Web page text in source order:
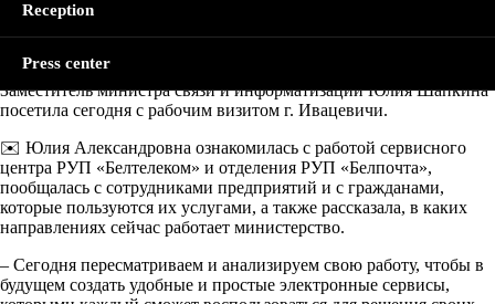
Reception
Press center
доступность
Заместитель министра связи и информатизации Юлия Шапкина
посетила сегодня с рабочим визитом г. Ивацевичи.
✉️ Юлия Александровна ознакомилась с работой сервисного
центра РУП «Белтелеком» и отделения РУП «Белпочта»,
пообщалась с сотрудниками предприятий и с гражданами,
которые пользуются их услугами, а также рассказала, в каких
направлениях сейчас работает министерство.
– Сегодня пересматриваем и анализируем свою работу, чтобы в
будущем создать удобные и простые электронные сервисы,